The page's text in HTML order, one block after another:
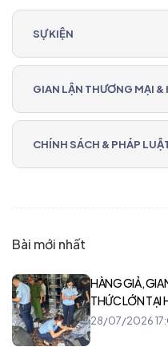
SỰ KIỆN
GIAN LẬN THƯƠNG MẠI &
CHÍNH SÁCH & PHÁP
Bài mới nhất
HÀNG GIẢ,
THỨC LỚN TẠI
28/07/2026